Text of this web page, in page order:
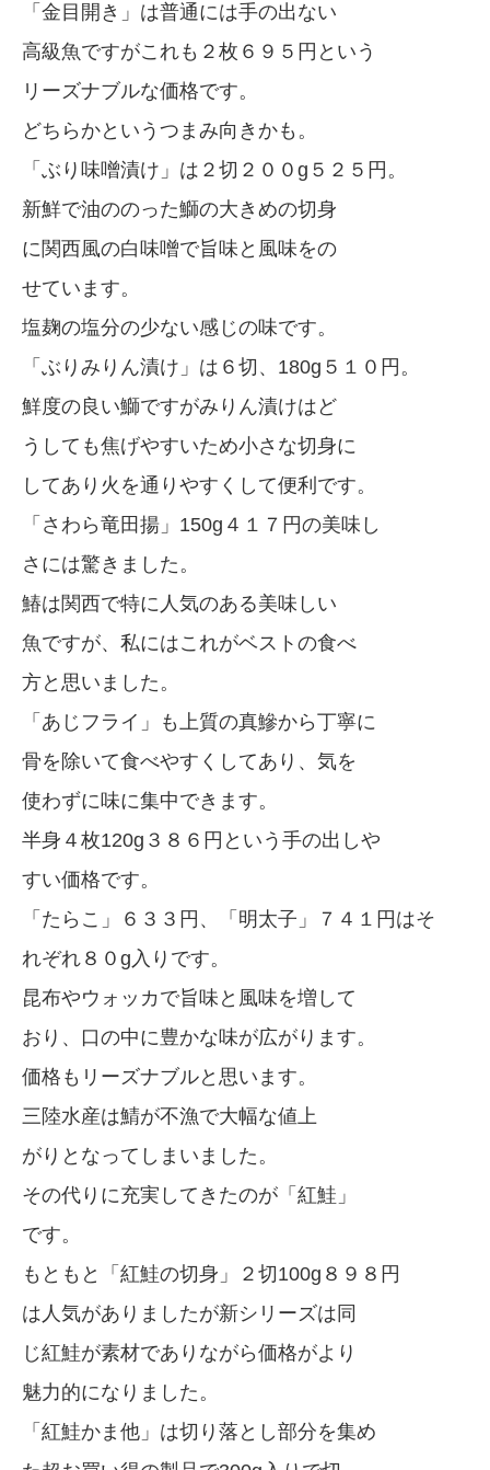
「金目開き」は普通には手の出ない
高級魚ですがこれも２枚６９５円という
リーズナブルな価格です。
どちらかというつまみ向きかも。
「ぶり味噌漬け」は２切２００g５２５円。
新鮮で油ののった鰤の大きめの切身
に関西風の白味噌で旨味と風味をの
せています。
塩麹の塩分の少ない感じの味です。
「ぶりみりん漬け」は６切、180g５１０円。
鮮度の良い鰤ですがみりん漬けはど
うしても焦げやすいため小さな切身に
してあり火を通りやすくして便利です。
「さわら竜田揚」150g４１７円の美味し
さには驚きました。
鰆は関西で特に人気のある美味しい
魚ですが、私にはこれがベストの食べ
方と思いました。
「あじフライ」も上質の真鰺から丁寧に
骨を除いて食べやすくしてあり、気を
使わずに味に集中できます。
半身４枚120g３８６円という手の出しや
すい価格です。
「たらこ」６３３円、「明太子」７４１円はそ
れぞれ８０g入りです。
昆布やウォッカで旨味と風味を増して
おり、口の中に豊かな味が広がります。
価格もリーズナブルと思います。
三陸水産は鯖が不漁で大幅な値上
がりとなってしまいました。
その代りに充実してきたのが「紅鮭」
です。
もともと「紅鮭の切身」２切100g８９８円
は人気がありましたが新シリーズは同
じ紅鮭が素材でありながら価格がより
魅力的になりました。
「紅鮭かま他」は切り落とし部分を集め